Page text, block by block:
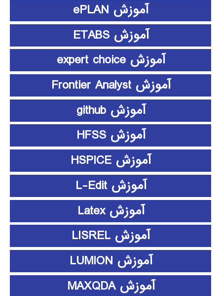
آموزش ePLAN
آموزش ETABS
آموزش expert choice
آموزش Frontier Analyst
آموزش github
آموزش HFSS
آموزش HSPICE
آموزش L-Edit
آموزش Latex
آموزش LISREL
آموزش LUMION
آموزش MAXQDA